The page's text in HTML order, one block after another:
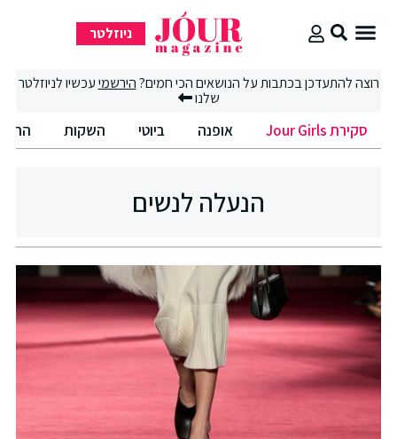
ניוזלטר
רוצה להתעדכן בכתבות על הנושאים הכי חמים?הירשמיעכשיו לניוזלטר
שלנו
סקירת Jour Girls אופנה ביוטי השקות
הנעלה לנשים